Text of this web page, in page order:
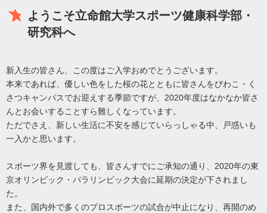
ようこそ立命館大学スポーツ健康科学部・
研究科へ
新入生の皆さん、この度はご入学おめでとうございます。
本来であれば、優しい色をした桜の花とともに皆さんをびわこ・く
さつキャンパスでお迎えする季節ですが、2020年度はなかなか皆さ
んとお会いすることすら難しくなっています。
ただでさえ、新しい生活に不安を感じていらっしゃる中、戸惑いも
一入かと思います。
スポーツ界を見渡しても、皆さんすでにご承知の通り、2020年の東
京オリンピック・パラリンピック大会に延期の決定が下されまし
た。
また、国内外で多くのプロスポーツの試合が中止になり、再開のめ